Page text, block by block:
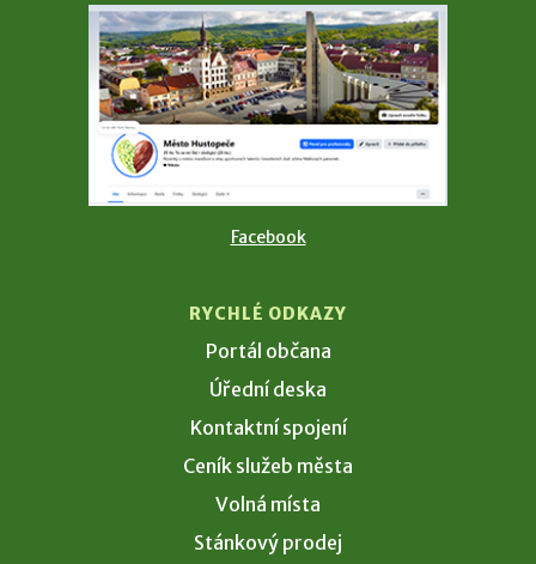
Facebook
RYCHLÉ ODKAZY
Portál občana
Úřední deska
Kontaktní spojení
Ceník služeb města
Volná místa
Stánkový prodej